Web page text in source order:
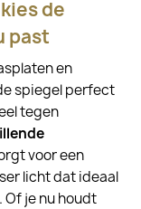
de
past
en
spiegel perfect
tegen
voor een
licht dat ideaal
Of je nu houdt